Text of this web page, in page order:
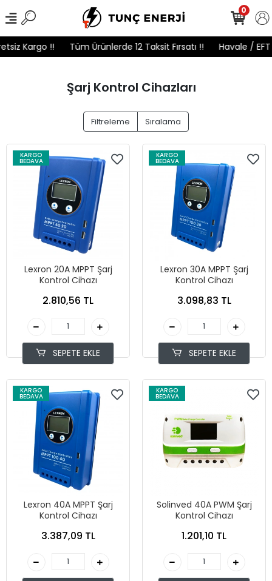
Kargo !! Tüm Ürünlerde 12 Taksit Fırsatı !! Havale /
0
Şarj Kontrol Cihazları
Filtreleme Sıralama
KARGO
BEDAVA
Lexron 20A MPPT Şarj
Kontrol Cihazı
2.810,56 TL
SEPETE EKLE
KARGO
BEDAVA
Lexron 30A MPPT Şarj
Kontrol Cihazı
3.098,83 TL
SEPETE EKLE
KARGO
BEDAVA
Lexron 40A MPPT Şarj
Kontrol Cihazı
3.387,09 TL
KARGO
BEDAVA
Solinved 40A PWM Şarj
Kontrol Cihazı
1.201,10 TL